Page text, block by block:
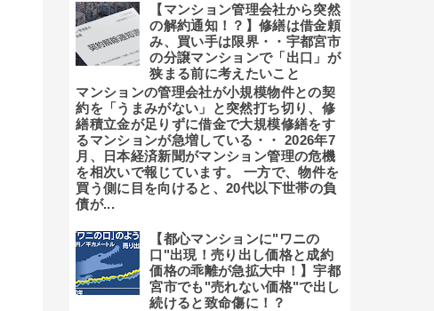
【マンション管理会社から突然
の解約通知！？】修繕は借金頼
み、買い手は限界・・宇都宮市
の分譲マンションで「出口」が
狭まる前に考えたいこと
マンションの管理会社が小規模物件との契
約を「うまみがない」と突然打ち切り、修
繕積立金が足りずに借金で大規模修繕をす
るマンションが急増している・・ 2026年7
月、日本経済新聞がマンション管理の危機
を相次いで報じています。 一方で、物件を
買う側に目を向けると、20代以下世帯の負
債が...
【都心マンションに"ワニの
口"出現！売り出し価格と成約
価格の乖離が急拡大中！】宇都
宮市でも"売れない価格"で出し
続けると致命傷に！？